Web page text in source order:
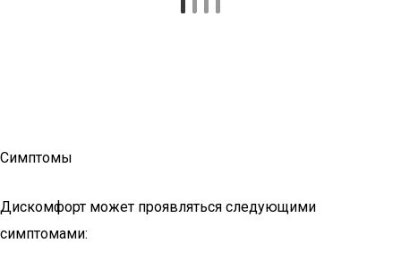
Симптомы
Дискомфорт может проявляться следующими
симптомами: